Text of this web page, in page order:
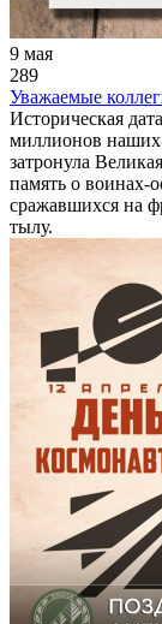
9 мая
289
Уважаемые
Историческая
миллионов наших
затронула
память о воинах-
сражавшихся на
тылу.